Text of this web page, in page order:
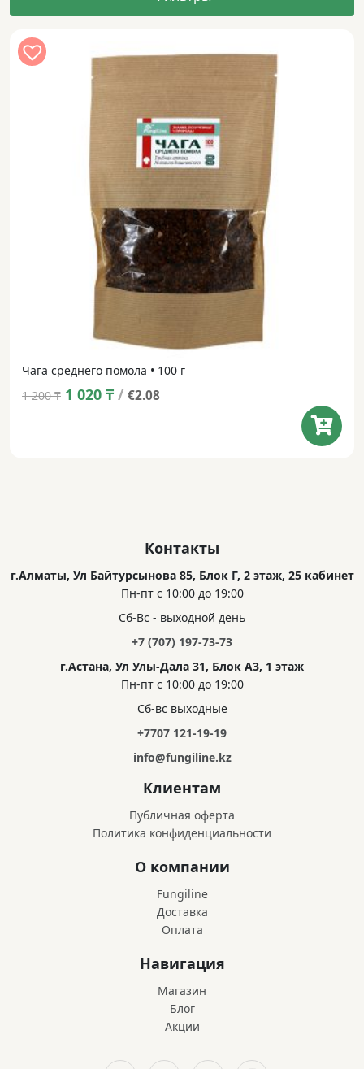
Чага среднего помола • 100 г
1 200₸ Original
1 020 ₸Current
/ €2.08
Контакты
г.Алматы, Ул Байтурсынова 85, Блок Г, 2 этаж, 25 кабинет
Пн-пт с 10:00 до 19:00
Сб-Вс - выходной день
+7 (707) 197-73-73
г.Астана, Ул Улы-Дала 31, Блок А3, 1 этаж
Пн-пт с 10:00 до 19:00
Сб-вс выходные
+7707 121-19-19
info@fungiline.kz
Клиентам
Публичная оферта
Политика конфиденциальности
О компании
Fungiline
Доставка
Оплата
Навигация
Магазин
Блог
Акции